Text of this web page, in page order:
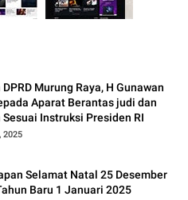
Murung Raya, H Gunawan
judi dan
Sesuai Instruksi Presiden RI
2025
Selamat Natal 25 Desember
Baru 1 Januari 2025